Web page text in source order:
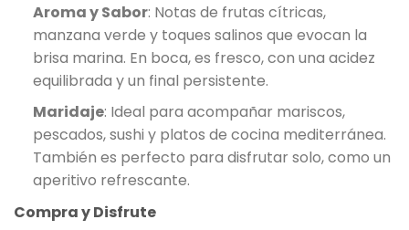
Aroma y Sabor: Notas de frutas cítricas,
manzana verde y toques salinos que evocan la
brisa marina. En boca, es fresco, con una acidez
equilibrada y un final persistente.
Maridaje: Ideal para acompañar mariscos,
pescados, sushi y platos de cocina mediterránea.
También es perfecto para disfrutar solo, como un
aperitivo refrescante.
Compra y Disfrute